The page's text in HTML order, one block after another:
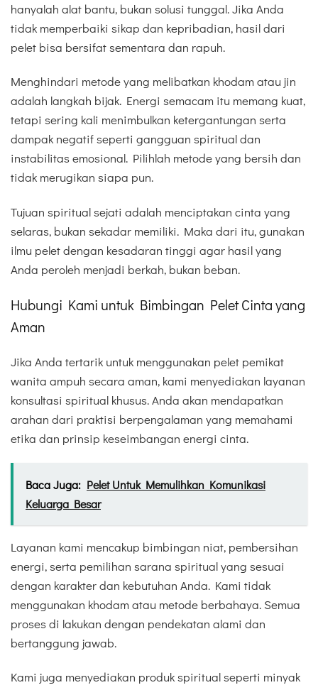
hanyalah alat bantu, bukan solusi tunggal. Jika Anda
tidak memperbaiki sikap dan kepribadian, hasil dari
pelet bisa bersifat sementara dan rapuh.
Menghindari metode yang melibatkan khodam atau jin
adalah langkah bijak. Energi semacam itu memang kuat,
tetapi sering kali menimbulkan ketergantungan serta
dampak negatif seperti gangguan spiritual dan
instabilitas emosional. Pilihlah metode yang bersih dan
tidak merugikan siapa pun.
Tujuan spiritual sejati adalah menciptakan cinta yang
selaras, bukan sekadar memiliki. Maka dari itu, gunakan
ilmu pelet dengan kesadaran tinggi agar hasil yang
Anda peroleh menjadi berkah, bukan beban.
Hubungi Kami untuk Bimbingan Pelet Cinta yang
Aman
Jika Anda tertarik untuk menggunakan pelet pemikat
wanita ampuh secara aman, kami menyediakan layanan
konsultasi spiritual khusus. Anda akan mendapatkan
arahan dari praktisi berpengalaman yang memahami
etika dan prinsip keseimbangan energi cinta.
Baca Juga: Pelet Untuk Memulihkan Komunikasi
Keluarga Besar
Layanan kami mencakup bimbingan niat, pembersihan
energi, serta pemilihan sarana spiritual yang sesuai
dengan karakter dan kebutuhan Anda. Kami tidak
menggunakan khodam atau metode berbahaya. Semua
proses di lakukan dengan pendekatan alami dan
bertanggung jawab.
Kami juga menyediakan produk spiritual seperti minyak